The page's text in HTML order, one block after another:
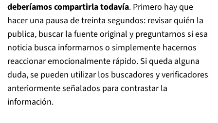
deberíamos compartirla todavía. Primero hay que
hacer una pausa de treinta segundos: revisar quién la
publica, buscar la fuente original y preguntarnos si esa
noticia busca informarnos o simplemente hacernos
reaccionar emocionalmente rápido. Si queda alguna
duda, se pueden utilizar los buscadores y verificadores
anteriormente señalados para contrastar la
información.